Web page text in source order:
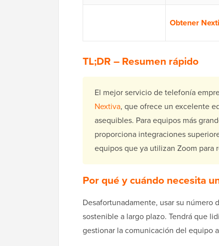
Obtener
TL;DR – Resumen rápido
El mejor servicio de telefonía
Nextiva, que ofrece un excelente
asequibles. Para equipos más
proporciona integraciones
equipos que ya utilizan Zoom para
Por qué y cuándo necesita
Desafortunadamente, usar su número
sostenible a largo plazo. Tendrá que
gestionar la comunicación del equipo